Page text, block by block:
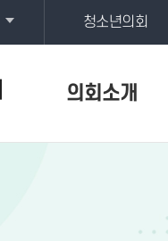
청소년의회
의회소개